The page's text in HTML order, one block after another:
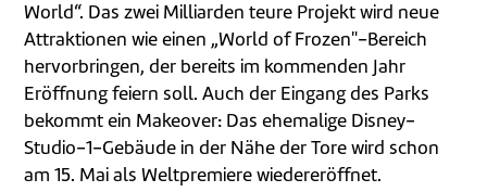
World“. Das zwei Milliarden teure Projekt wird neue
Attraktionen wie einen „World of Frozen"-Bereich
hervorbringen, der bereits im kommenden Jahr
Eröffnung feiern soll. Auch der Eingang des Parks
bekommt ein Makeover: Das ehemalige Disney-
Studio-1-Gebäude in der Nähe der Tore wird schon
am 15. Mai als Weltpremiere wiedereröffnet.